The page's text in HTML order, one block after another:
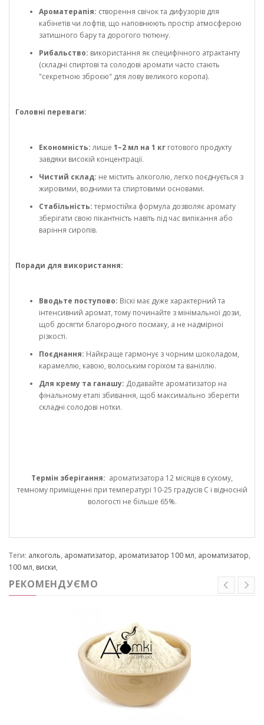
Ароматерапія: створення свічок та дифузорів для
кабінетів чи лофтів, що наповнюють простір атмосферою
затишного бару та дорогого тютюну.
Рибальство: використання як специфічного атрактанту
(складні спиртові та солодові аромати часто стають
"секретною зброєю" для лову великого коропа).
Головні переваги:
Економність: лише 1–2 мл на 1 кг готового продукту
завдяки високій концентрації.
Чистий склад: не містить алкоголю, легко поєднується з
жировими, водними та спиртовими основами.
Стабільність:термостійка формула дозволяє аромату
зберігати свою пікантність навіть під час випікання або
варіння сиропів.
Поради для використання:
Вводьте поступово: Віскі має дуже характерний та
інтенсивний аромат, тому починайте з мінімальної дози,
щоб досягти благородного посмаку, а не надмірної
різкості.
Поєднання: Найкраще гармонує з чорним шоколадом,
карамеллю, кавою, волоським горіхом та ваніллю.
Для крему та ганашу: Додавайте ароматизатор на
фінальному етапі збивання, щоб максимально зберегти
складні солодові нотки.
Термін зберігання: ароматизатора 12 місяців в сухому,
темному приміщенні при температурі 10-25 градусів С і відносній
вологості не більше 65%.
Теги: алкоголь, ароматизатор, ароматизатор 100 мл, ароматизатор,
100 мл, виски,
РЕКОМЕНДУЄМО